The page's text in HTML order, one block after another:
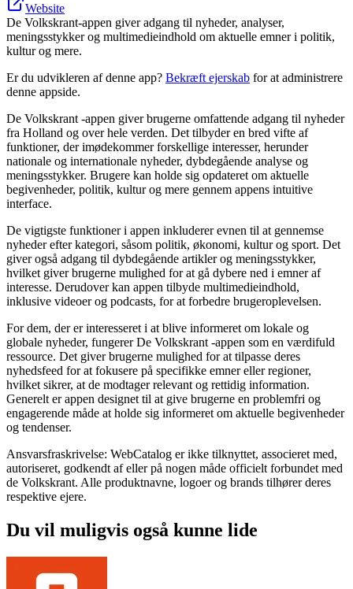
Website
De Volkskrant-appen giver adgang til nyheder, analyser,
meningsstykker og multimedieindhold om aktuelle emner i politik,
kultur og mere.
Er du udvikleren af denne app? Bekræft ejerskab for at administrere
denne appside.
De Volkskrant -appen giver brugerne omfattende adgang til nyheder
fra Holland og over hele verden. Det tilbyder en bred vifte af
funktioner, der imødekommer forskellige interesser, herunder
nationale og internationale nyheder, dybdegående analyse og
meningsstykker. Brugere kan holde sig opdateret om aktuelle
begivenheder, politik, kultur og mere gennem appens intuitive
interface.
De vigtigste funktioner i appen inkluderer evnen til at gennemse
nyheder efter kategori, såsom politik, økonomi, kultur og sport. Det
giver også adgang til dybdegående artikler og meningsstykker,
hvilket giver brugerne mulighed for at gå dybere ned i emner af
interesse. Derudover kan appen tilbyde multimedieindhold,
inklusive videoer og podcasts, for at forbedre brugeroplevelsen.
For dem, der er interesseret i at blive informeret om lokale og
globale nyheder, fungerer De Volkskrant -appen som en værdifuld
ressource. Det giver brugerne mulighed for at tilpasse deres
nyhedsfeed for at fokusere på specifikke emner eller regioner,
hvilket sikrer, at de modtager relevant og rettidig information.
Generelt er appen designet til at give brugerne en problemfri og
engagerende måde at holde sig informeret om aktuelle begivenheder
og tendenser.
Ansvarsfraskrivelse: WebCatalog er ikke tilknyttet, associeret med,
autoriseret, godkendt af eller på nogen måde officielt forbundet med
de Volkskrant. Alle produktnavne, logoer og brands tilhører deres
respektive ejere.
Du vil muligvis også kunne lide